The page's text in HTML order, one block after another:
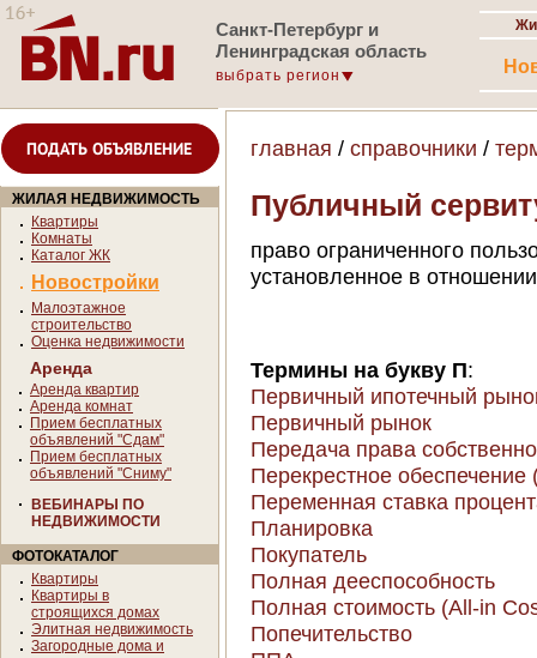
Санкт-Петербург и
Ленинградская область
выбрать регион
ПОДАТЬ ОБЪЯВЛЕНИЕ
ЖИЛАЯ НЕДВИЖИМОСТЬ
Квартиры
Комнаты
Каталог ЖК
Новостройки
Малоэтажное
строительство
Оценка недвижимости
Аренда
Аренда квартир
Аренда комнат
Прием бесплатных
объявлений "Сдам"
Прием бесплатных
объявлений "Сниму"
ВЕБИНАРЫ ПО
НЕДВИЖИМОСТИ
ФОТОКАТАЛОГ
Квартиры
Квартиры в
строящихся домах
Элитная недвижимость
Загородные дома и
главная / справочники /
Публичный
право ограниченного
установленное в
Термины на букву П:
Первичный ипотечный
Первичный рынок
Передача права
Перекрестное
Переменная ставка
Планировка
Покупатель
Полная дееспособность
Полная стоимость (All-in
Попечительство